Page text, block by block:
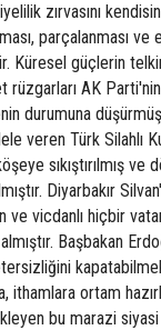
zırvasını
parçalanması
Küresel güçlerin
rüzgarları AK
durumuna
veren Türk Silahlı
sıkıştırılmış ve
Diyarbakır
ve vicdanlı hiçbir
Başbakan
ortam
bu marazi